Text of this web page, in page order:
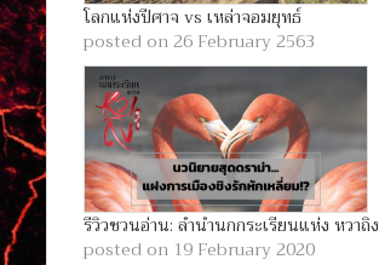
โลกแห่งปีศาจ vs เหล่าจอมยุทธ์
posted on 26 February 2563
รีวิวชวนอ่าน: ลำนำนกกระเรียนแห่ง หวาถิง
posted on 19 February 2020